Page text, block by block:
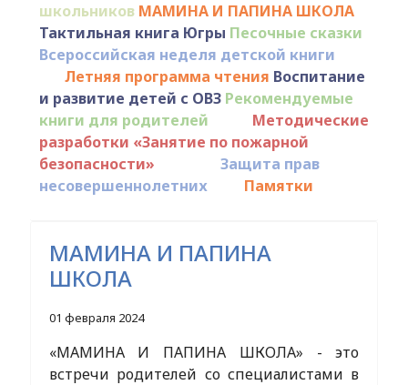
школьников МАМИНА И ПАПИНА ШКОЛА
Тактильная книга Югры Песочные сказки
Всероссийская неделя детской книги
Летняя программа чтения Воспитание
и развитие детей с ОВЗ Рекомендуемые
книги для родителей
Методические
разработки «Занятие по пожарной
безопасности»
Защита прав
несовершеннолетних
Памятки
МАМИНА И ПАПИНА
ШКОЛА
01 февраля 2024
«МАМИНА И ПАПИНА ШКОЛА» - это
встречи родителей со специалистами в